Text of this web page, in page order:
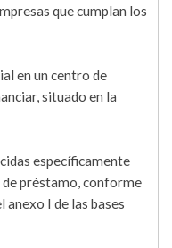
que cumplan los
en un centro de
situado en la
específicamente
préstamo, conforme
anexo I de las bases